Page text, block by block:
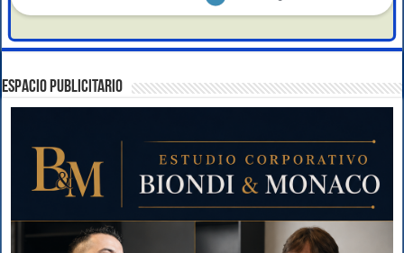
ESPACIO PUBLICITARIO